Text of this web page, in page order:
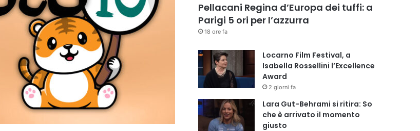
Pellacani Regina d’Europa dei tuffi: a
Parigi 5 ori per l’azzurra
18 ore fa
Locarno Film Festival, a
Isabella Rossellini l’Excellence
Award
2 giorni fa
Lara Gut-Behrami si ritira: So
che è arrivato il momento
giusto